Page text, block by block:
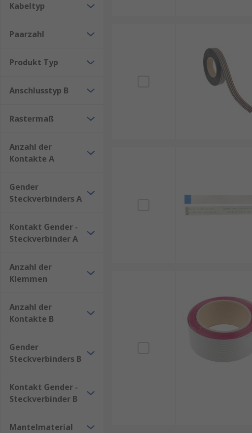
Aderzahl: 1 bis 168
Abgeschlossen oder nicht-abgeschlossen
Nachhaltige Produkte: Unsere Better-World-
Kabeltyp
Paarzahl
Produkt Typ
Anschlusstyp B
Rastermaß
Anzahl der
Kontakte A
Gender
Steckverbinders A
Kontakt Gender -
Steckverbinder A
Anzahl der
Klemmen
Anzahl der
Kontakte B
Gender
Steckverbinders B
Kontakt Gender -
Steckverbinder B
Mantelmaterial